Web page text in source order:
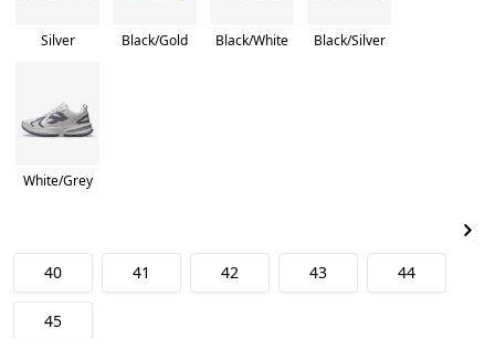
Silver Black/Gold Black/White Black/Silver
White/Grey
40 41 42 43 44
45